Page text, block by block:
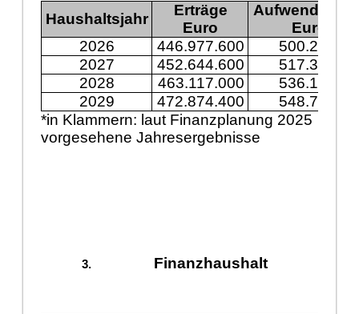
Haushaltsjahr
Erträge
Euro
Euro
2026
446.977.600
2027
452.644.600
2028
463.117.000
2029
472.874.400
*in Klammern: laut Finanzplanung 2025
vorgesehene Jahresergebnisse
Finanzhaushalt